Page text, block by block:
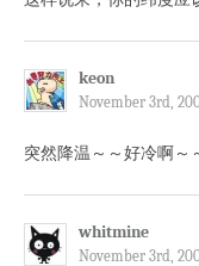
keon
November 3rd,
突然降温～～好冷啊～
whitmine
November 3rd,